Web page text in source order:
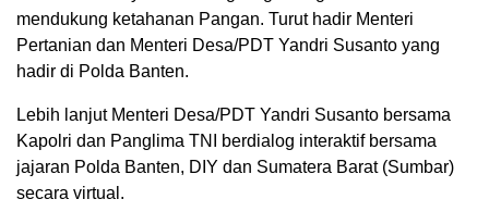
mendukung ketahanan Pangan. Turut hadir Menteri
Pertanian dan Menteri Desa/PDT Yandri Susanto yang
hadir di Polda Banten.
Lebih lanjut Menteri Desa/PDT Yandri Susanto bersama
Kapolri dan Panglima TNI berdialog interaktif bersama
jajaran Polda Banten, DIY dan Sumatera Barat (Sumbar)
secara virtual.